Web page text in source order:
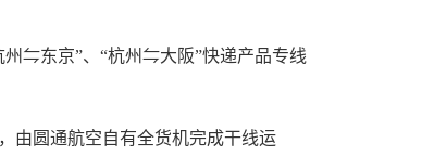
州⇋东京”、“杭州⇋大阪”快递产品专线
由圆通航空自有全货机完成干线运